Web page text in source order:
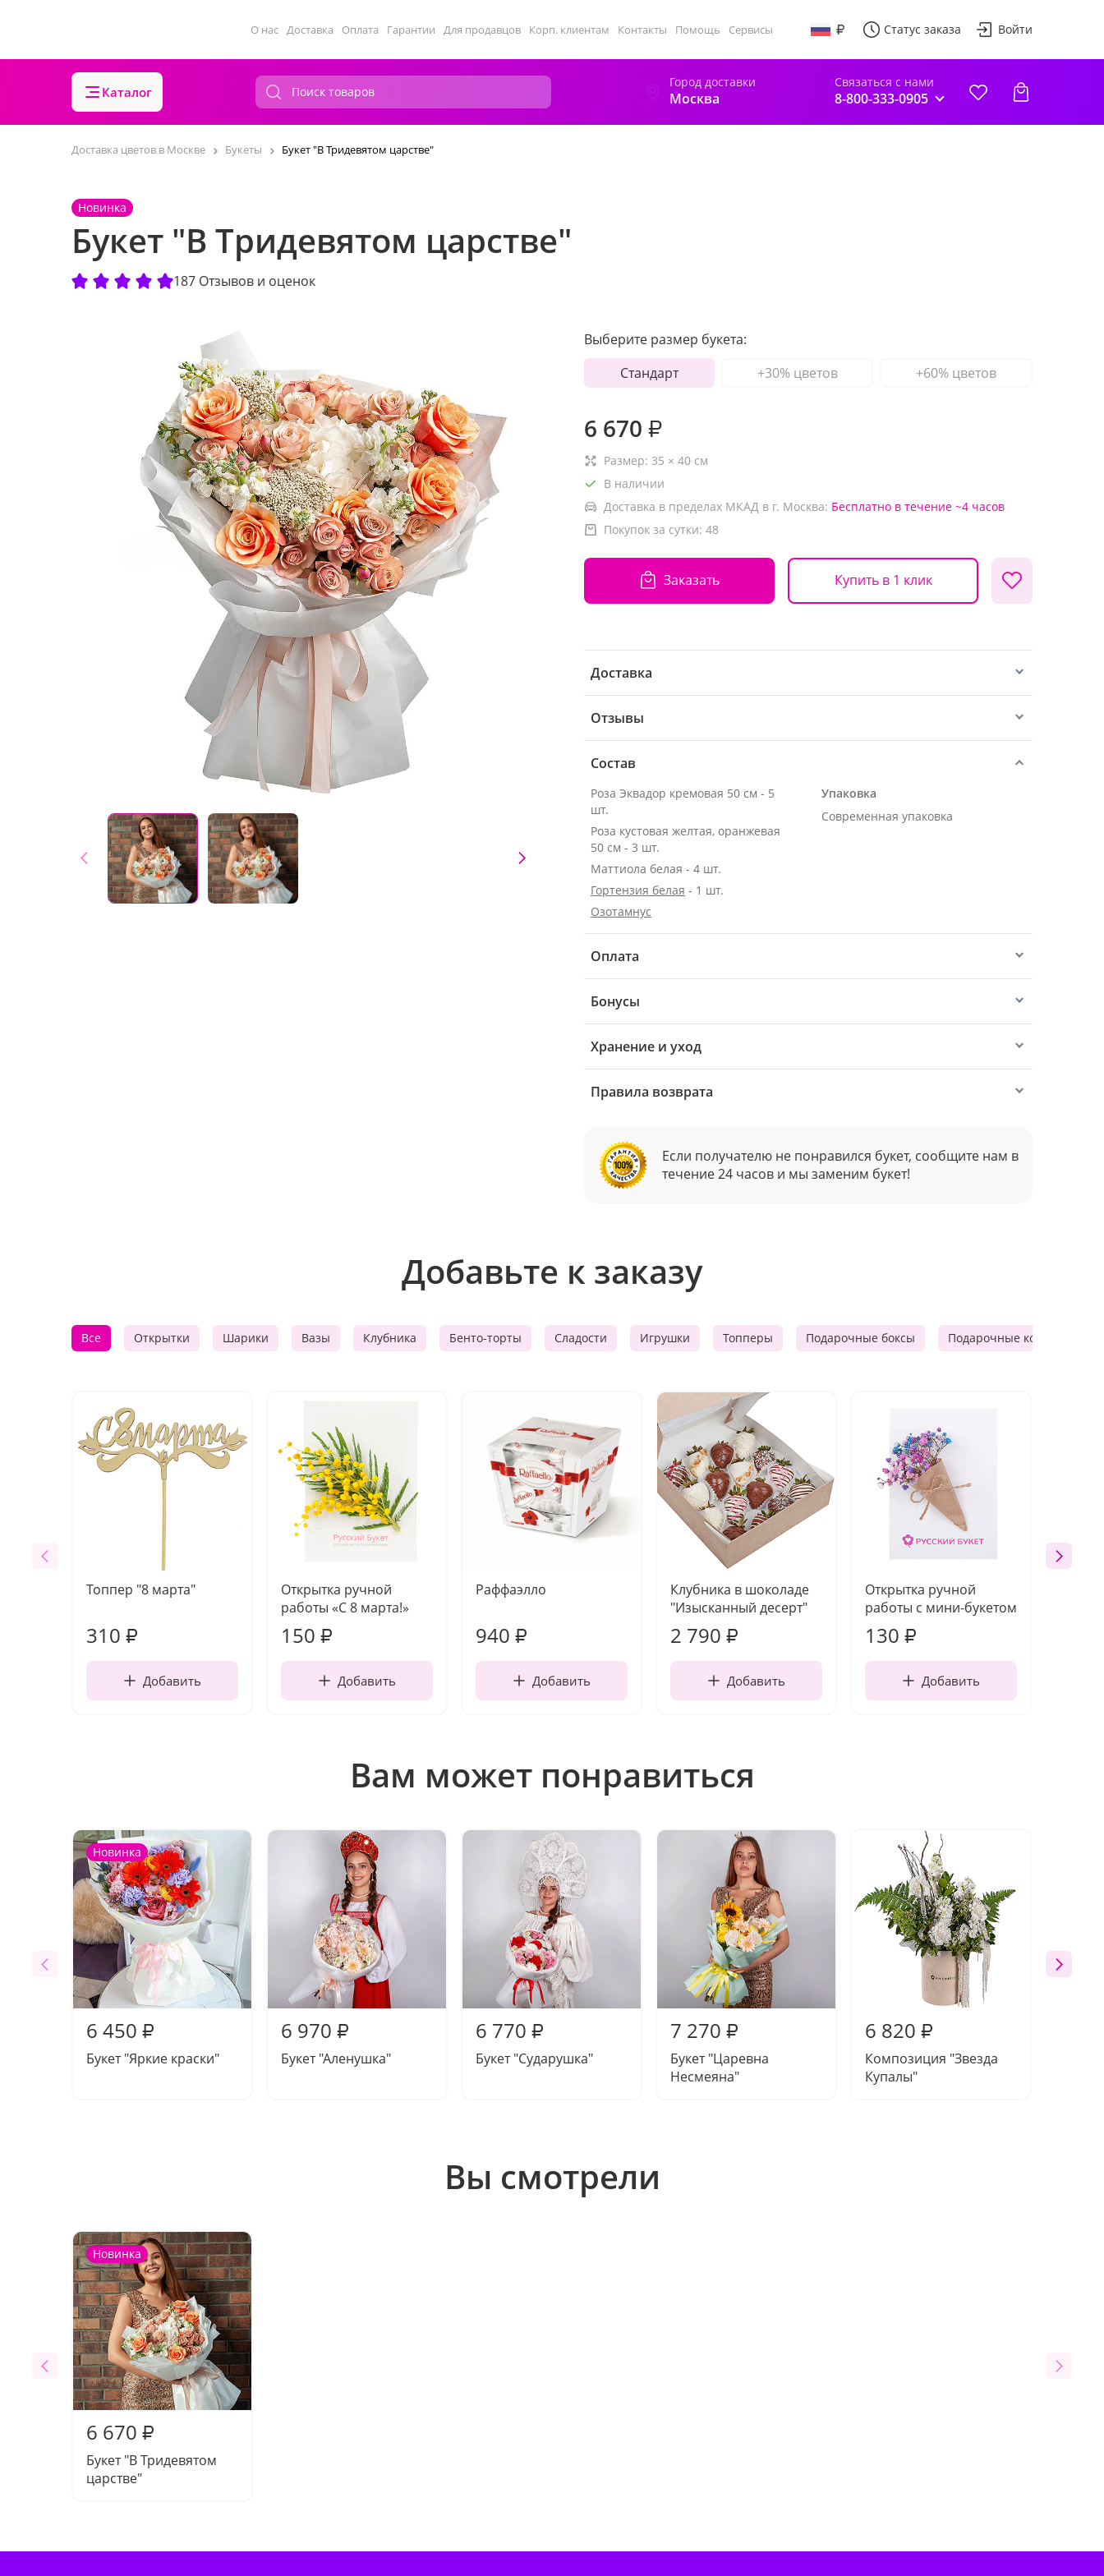
О нас Доставка Оплата Гарантии Для продавцов Корп. клиентам Контакты Помощь Сервисы Статус заказа Войти
Каталог
Город доставки
Москва
Связаться с нами
8-800-333-0905
Доставка цветов в Москве Букеты Букет "В Тридевятом царстве"
Новинка
Букет "В Тридевятом царстве"
187 Отзывов и оценок
Выберите размер букета:
Стандарт
+30% цветов +60% цветов
6 670 ₽
Размер: 35 × 40 см
В наличии
Доставка в пределах МКАД в г. Москва: Бесплатно в течение ~4 часов
Покупок за сутки: 48
Заказать Купить в 1 клик
Доставка
Отзывы
Состав
Роза Эквадор кремовая 50 см - 5
шт.
Роза кустовая желтая, оранжевая
50 см - 3 шт.
Маттиола белая - 4 шт.
Гортензия белая - 1 шт.
Озотамнус
Упаковка
Современная упаковка
Оплата
Бонусы
Хранение и уход
Правила возврата
Если получателю не понравился букет, сообщите нам в
течение 24 часов и мы заменим букет!
Добавьте к заказу
Все Открытки Шарики Вазы Клубника Бенто-торты Сладости Игрушки Топперы Подарочные боксы Подарочные корзины
Топпер "8 марта"
310 ₽
Добавить
Открытка ручной
работы «С 8 марта!»
150 ₽
Добавить
Раффаэлло
940 ₽
Добавить
Клубника в шоколаде
"Изысканный десерт"
2 790 ₽
Добавить
Открытка ручной
работы с мини-букетом
130 ₽
Добавить
Вам может понравиться
Новинка
6 450 ₽
Букет "Яркие краски"
6 970 ₽
Букет "Аленушка"
6 770 ₽
Букет "Сударушка"
7 270 ₽
Букет "Царевна
Несмеяна"
6 820 ₽
Композиция "Звезда
Купалы"
Вы смотрели
Новинка
6 670 ₽
Букет "В Тридевятом
царстве"